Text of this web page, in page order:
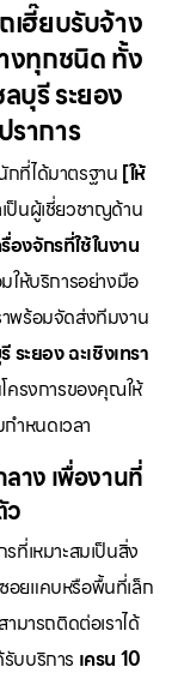
เฮี๊ยบรับจ้าง
งทุกชนิด ทั้ง
บุรี ระยอง
ราการ
ที่ได้มาตรฐาน [ให้
ป็นผู้เชี่ยวชาญด้าน
องจักรที่ใช้ในงาน
ให้บริการอย่างมือ
าพร้อมจัดส่งทีมงาน
ระยอง ฉะเชิงเทรา
ครงการของคุณให้
ำหนดเวลา
าง เพื่องานที่
ที่เหมาะสมเป็นสิ่ง
ยแคบหรือพื้นที่เล็ก
สามารถติดต่อเราได้
บบริการ เครน 10